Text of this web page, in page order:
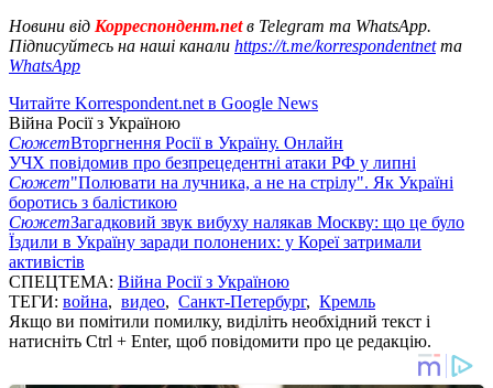
Новини від Корреспондент.netв Telegram та WhatsApp.
Підписуйтесь на наші канали https://t.me/korrespondentnetта
WhatsApp
Читайте Korrespondent.net в Google News
Війна Росії з Україною
СюжетВторгнення Росії в Україну. Онлайн
УЧХ повідомив про безпрецедентні атаки РФ у липні
Сюжет"Полювати на лучника, а не на стрілу". Як Україні
боротись з балістикою
СюжетЗагадковий звук вибуху налякав Москву: що це було
Їздили в Україну заради полонених: у Кореї затримали
активістів
СПЕЦТЕМА: Війна Росії з Україною
ТЕГИ: война, видео, Санкт-Петербург, Кремль
Якщо ви помітили помилку, виділіть необхідний текст і
натисніть Ctrl + Enter, щоб повідомити про це редакцію.